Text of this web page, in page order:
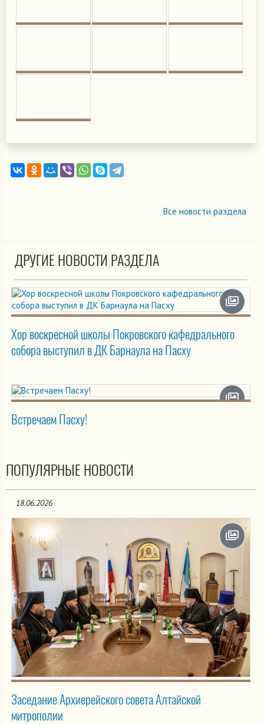
Все новости раздела
ДРУГИЕ НОВОСТИ РАЗДЕЛА
Хор воскресной школы Покровского кафедрального
собора выступил в ДК Барнаула на Пасху
Встречаем Пасху!
ПОПУЛЯРНЫЕ НОВОСТИ
18.06.2026
Заседание Архиерейского совета Алтайской
митрополии